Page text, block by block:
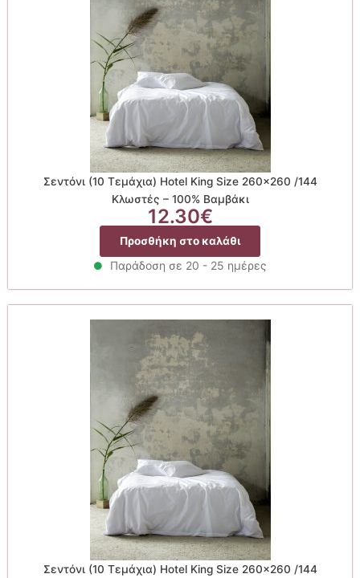
Σεντόνι (10 Τεμάχια) Hotel King Size 260×260 /144
Κλωστές – 100% Βαμβάκι
12.30€
Προσθήκη στο καλάθι
Παράδοση σε 20 - 25 ημέρες
Σεντόνι (10 Τεμάχια) Hotel King Size 260×260 /144